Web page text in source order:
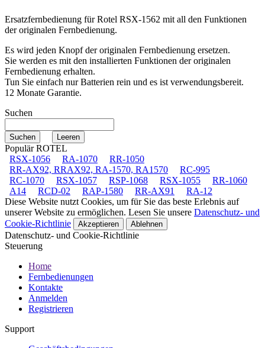
Ersatzfernbedienung fürRotel RSX-1562 mit all den Funktionen
der originalen Fernbedienung.
Es wird jeden Knopf der originalen Fernbedienung ersetzen.
Sie werden es mit den installierten Funktionen der originalen
Fernbedienung erhalten.
Tun Sie einfach nur Batterien rein und es ist verwendungsbereit.
12 Monate Garantie.
Suchen
Populär ROTEL
RSX-1056
RA-1070
RR-1050
RR-AX92, RRAX92, RA-1570, RA1570
RC-995
RC-1070
RSX-1057 RSP-1068 RSX-1055
RR-1060
A14
RCD-02 RAP-1580 RR-AX91
RA-12
Diese Website nutzt Cookies, um für Sie das beste Erlebnis auf
unserer Website zu ermöglichen. Lesen Sie unsere Datenschutz- und
Cookie-Richtlinie
Akzeptieren Ablehnen
Datenschutz- und Cookie-Richtlinie
Steuerung
Home
Fernbedienungen
Kontakte
Anmelden
Registrieren
Support